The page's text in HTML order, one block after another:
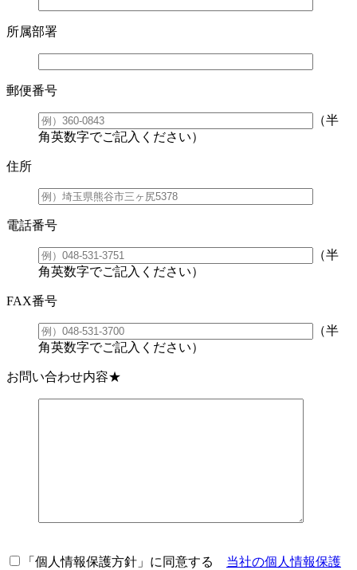
所属部署
郵便番号
（半
角英数字でご記入ください）
住所
電話番号
（半
角英数字でご記入ください）
FAX番号
（半
角英数字でご記入ください）
お問い合わせ内容★
「個人情報保護方針」に同意する 当社の個人情報保護